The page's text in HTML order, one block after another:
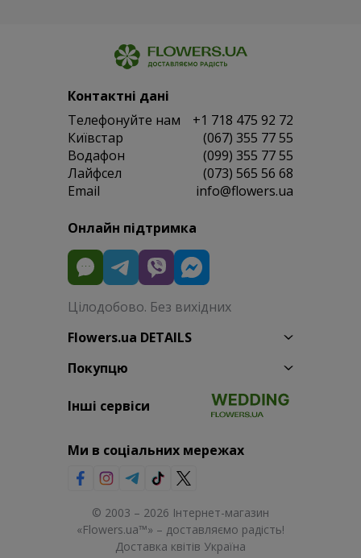
Контактні дані
Телефонуйте нам
+1 718 475 92 72
Київстар
(067) 355 77 55
Водафон
(099) 355 77 55
Лайфсел
(073) 565 56 68
Email
info@flowers.ua
Онлайн підтримка
Цілодобово. Без вихідних
Flowers.ua DETAILS
Покупцю
Інші сервіси
Ми в соціальних мережах
© 2003 – 2026 Інтернет-магазин
«Flowers.ua™» – доставляємо радість!
Доставка квітів Україна